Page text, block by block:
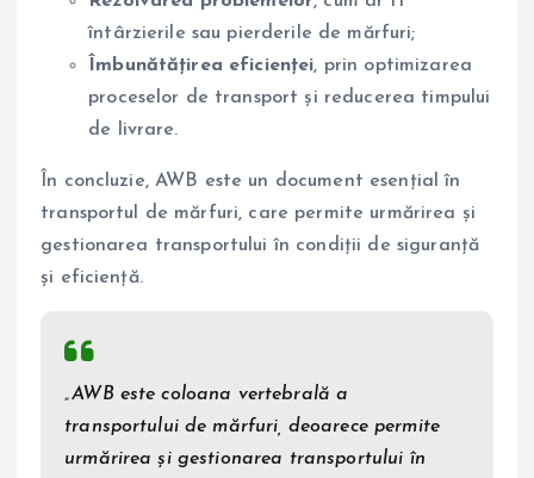
întârzierile sau pierderile de mărfuri;
Îmbunătățirea eficienței, prin optimizarea
proceselor de transport și reducerea timpului
de livrare.
În concluzie, AWB este un document esențial în
transportul de mărfuri, care permite urmărirea și
gestionarea transportului în condiții de siguranță
și eficiență.
„AWB este coloana vertebrală a
transportului de mărfuri, deoarece permite
urmărirea și gestionarea transportului în